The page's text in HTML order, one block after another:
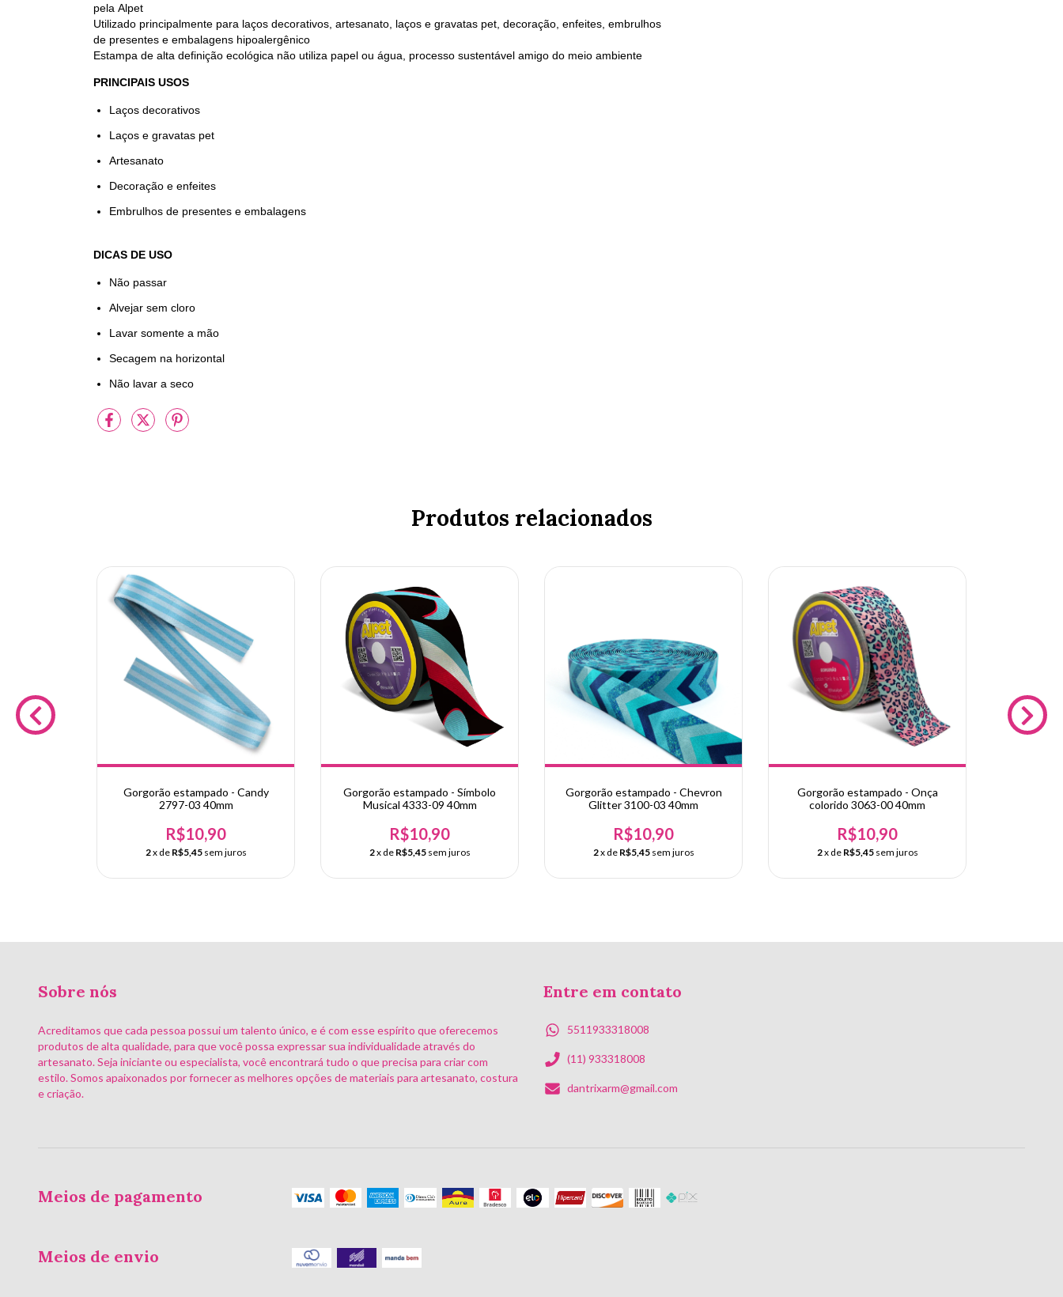
pela Alpet
Utilizado principalmente para laços decorativos, artesanato, laços e gravatas pet, decoração, enfeites, embrulhos
de presentes e embalagens hipoalergênico
Estampa de alta definição ecológica não utiliza papel ou água, processo sustentável amigo do meio ambiente
PRINCIPAIS USOS
Laços decorativos
Laços e gravatas pet
Artesanato
Decoração e enfeites
Embrulhos de presentes e embalagens
DICAS DE USO
Não passar
Alvejar sem cloro
Lavar somente a mão
Secagem na horizontal
Não lavar a seco
Produtos relacionados
Gorgorão estampado - Candy
2797-03 40mm
R$10,90
2x de R$5,45 sem juros
Gorgorão estampado - Símbolo
Musical 4333-09 40mm
R$10,90
2x de R$5,45 sem juros
Gorgorão estampado - Chevron
Glitter 3100-03 40mm
R$10,90
2x de R$5,45 sem juros
Gorgorão estampado - Onça
colorido 3063-00 40mm
R$10,90
2x de R$5,45 sem juros
Sobre nós
Acreditamos que cada pessoa possui um talento único, e é com esse espírito que oferecemos
produtos de alta qualidade, para que você possa expressar sua individualidade através do
artesanato. Seja iniciante ou especialista, você encontrará tudo o que precisa para criar com
estilo. Somos apaixonados por fornecer as melhores opções de materiais para artesanato, costura
e criação.
Entre em contato
5511933318008
(11) 933318008
dantrixarm@gmail.com
Meios de pagamento
Meios de envio